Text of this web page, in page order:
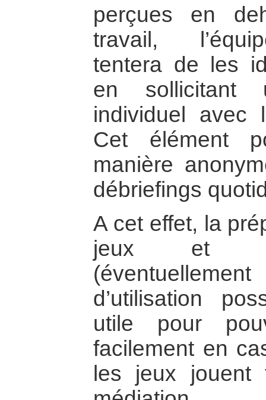
perçues en
travail,
tentera de les
en sollicitant
individuel avec
Cet élément
manière
débriefings
A cet effet, la
jeux et
d’utilisation
utile pour
facilement en
les jeux